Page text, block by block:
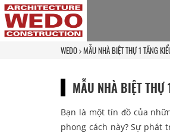
WEDO MẪU NHÀ BIỆT THỰ 1 TẦNG
MẪU NHÀ BIỆT
Bạn là một tín đồ của
phong cách này? Sự phát